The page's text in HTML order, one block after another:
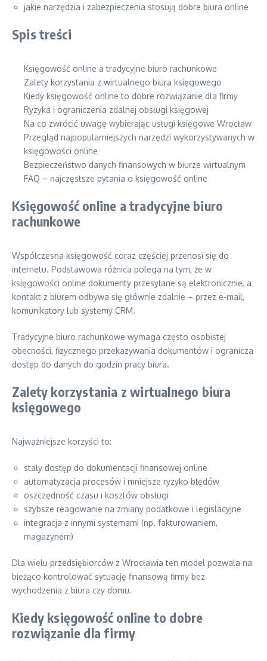
jakie narzędzia i zabezpieczenia stosują dobre biura online
Spis treści
Księgowość online a tradycyjne biuro rachunkowe
Zalety korzystania z wirtualnego biura księgowego
Kiedy księgowość online to dobre rozwiązanie dla firmy
Ryzyka i ograniczenia zdalnej obsługi księgowej
Na co zwrócić uwagę wybierając usługi księgowe Wrocław
Przegląd najpopularniejszych narzędzi wykorzystywanych w
księgowości online
Bezpieczeństwo danych finansowych w biurze wirtualnym
FAQ – najczęstsze pytania o księgowość online
Księgowość online a tradycyjne biuro
rachunkowe
Współczesna księgowość coraz częściej przenosi się do
internetu. Podstawowa różnica polega na tym, że w
księgowości online dokumenty przesyłane są elektronicznie, a
kontakt z biurem odbywa się głównie zdalnie – przez e-mail,
komunikatory lub systemy CRM.
Tradycyjne biuro rachunkowe wymaga często osobistej
obecności, fizycznego przekazywania dokumentów i ogranicza
dostęp do danych do godzin pracy biura.
Zalety korzystania z wirtualnego biura
księgowego
Najważniejsze korzyści to:
stały dostęp do dokumentacji finansowej online
automatyzacja procesów i mniejsze ryzyko błędów
oszczędność czasu i kosztów obsługi
szybsze reagowanie na zmiany podatkowe i legislacyjne
integracja z innymi systemami (np. fakturowaniem,
magazynem)
Dla wielu przedsiębiorców z Wrocławia ten model pozwala na
bieżąco kontrolować sytuację finansową firmy bez
wychodzenia z biura czy domu.
Kiedy księgowość online to dobre
rozwiązanie dla firmy